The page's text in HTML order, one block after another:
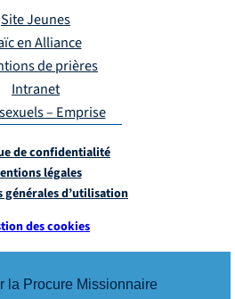
la Procure Missionnaire
Site Jeunes
en Alliance
de prières
Intranet
– Emprise
de confidentialité
légales
générales d’utilisation
des cookies